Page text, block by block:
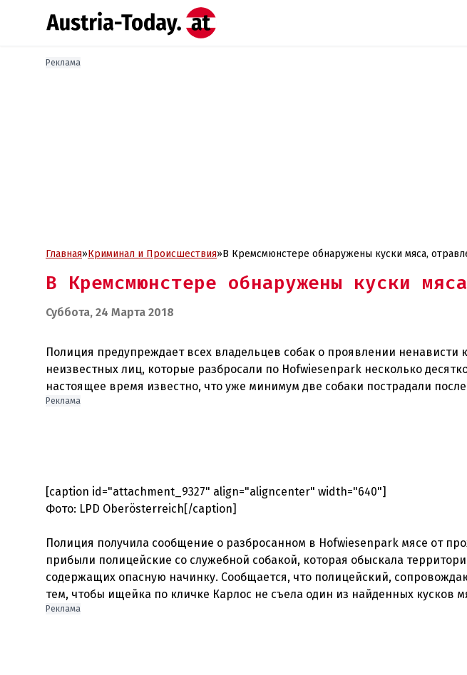
Реклама
Главная»Криминал и Проиcшествия»В Кремсмюнстере обнаружены куски мяса,
В Кремсмюнстере обнаружены куски
Суббота, 24 Марта 2018
Полиция предупреждает всех владельцев собак о проявлении ненависти
неизвестных лиц, которые разбросали по Hofwiesenpark несколько
Реклама
[caption id="attachment_9327" align="aligncenter" width="640"]
Фото: LPD Oberösterreich[/caption]
Полиция получила сообщение о разбросанном в Hofwiesenpark мясе от
прибыли полицейские со служебной собакой, которая обыскала
содержащих опасную начинку. Сообщается, что полицейский,
тем, чтобы ищейка по кличке Карлос не съела один из найденных кусков
Реклама